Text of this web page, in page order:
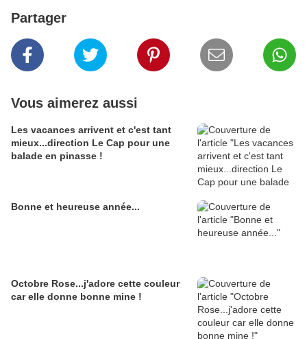
Partager
Vous aimerez aussi
Les vacances arrivent et c'est tant
mieux...direction Le Cap pour une
balade en pinasse !
Bonne et heureuse année...
Octobre Rose...j'adore cette couleur
car elle donne bonne mine !